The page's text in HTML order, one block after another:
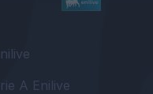
A Enilive